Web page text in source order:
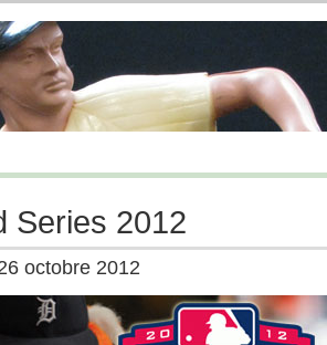
Series 2012
octobre 2012